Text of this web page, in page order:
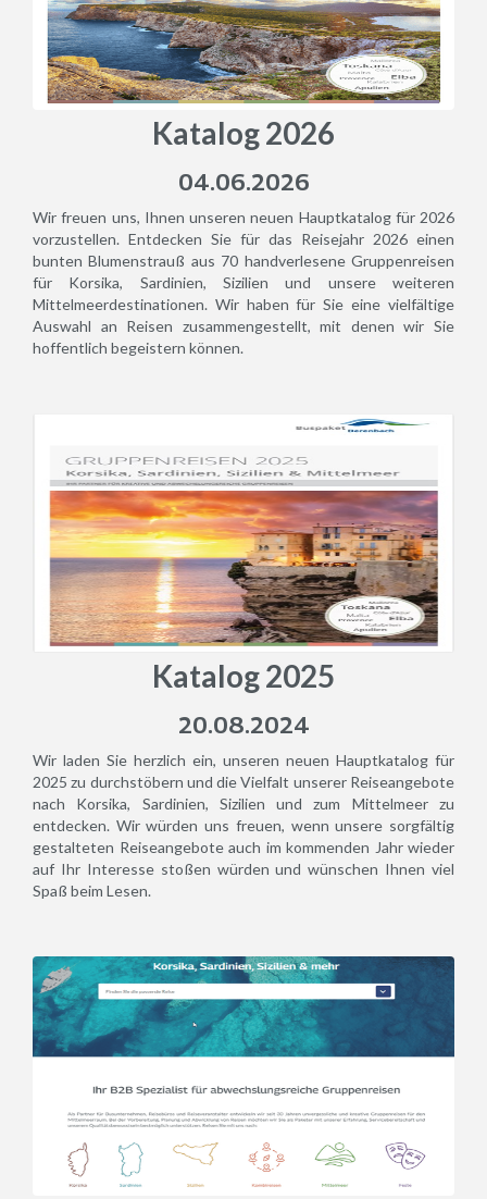
Katalog 2026
04.06.2026
Wir freuen uns, Ihnen unseren neuen Hauptkatalog für 2026
vorzustellen. Entdecken Sie für das Reisejahr 2026 einen
bunten Blumenstrauß aus 70 handverlesene Gruppenreisen
für Korsika, Sardinien, Sizilien und unsere weiteren
Mittelmeerdestinationen. Wir haben für Sie eine vielfältige
Auswahl an Reisen zusammengestellt, mit denen wir Sie
hoffentlich begeistern können.
Katalog 2025
20.08.2024
Wir laden Sie herzlich ein, unseren neuen Hauptkatalog für
2025 zu durchstöbern und die Vielfalt unserer Reiseangebote
nach Korsika, Sardinien, Sizilien und zum Mittelmeer zu
entdecken. Wir würden uns freuen, wenn unsere sorgfältig
gestalteten Reiseangebote auch im kommenden Jahr wieder
auf Ihr Interesse stoßen würden und wünschen Ihnen viel
Spaß beim Lesen.